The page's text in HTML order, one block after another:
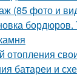
(85 фото и
бордюров.
отопления
батареи и